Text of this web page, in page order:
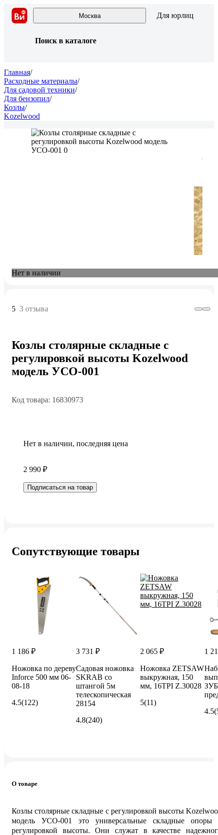
Москва Для юрлиц
Поиск в каталоге
Главная/
Расходные материалы/
Для садовой техники/
Для бензопил/
Козлы/
Kozelwood
Нет в наличии
5 3 отзыва
Козлы столярные складные с
регулировкой высоты Kozelwood
модель УСО-001
Код товара: 16830973
Нет в наличии, последняя цена
2 990 ₽
Подписаться на товар
Сопутствующие товары
1 186 ₽
Ножовка по дереву
Inforce 500 мм 06-
08-18
4.5(122)
3 731 ₽
Садовая ножовка
SKRAB со
штангой 5м
телескопическая
28154
4.8(240)
2 065 ₽
Ножовка ZETSAW
выкружная, 150
мм, 16TPI Z.30028
5(11)
1
4.5
О товаре
Козлы столярные складные с регулировкой высоты
модель УСО-001 это универсальные складные опоры
регулировкой высоты. Они служат в качестве